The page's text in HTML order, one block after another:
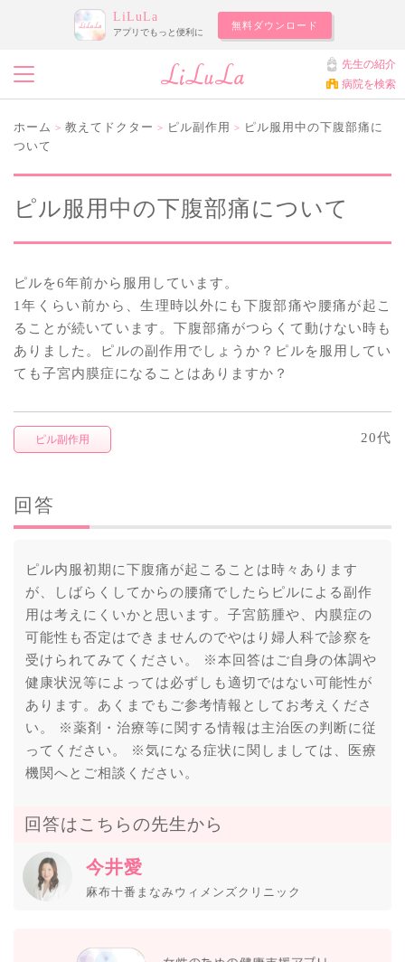
LiLuLa
アプリでもっと便利に
無料ダウンロード
先生の紹介
病院を検索
ホーム > 教えてドクター > ピル副作用 > ピル服用中の下腹部痛に
ついて
ピル服用中の下腹部痛について
ピルを6年前から服用しています。
1年くらい前から、生理時以外にも下腹部痛や腰痛が起こ
ることが続いています。下腹部痛がつらくて動けない時も
ありました。ピルの副作用でしょうか？ピルを服用してい
ても子宮内膜症になることはありますか？
ピル副作用 20代
回答
ピル内服初期に下腹痛が起こることは時々あります
が、しばらくしてからの腰痛でしたらピルによる副作
用は考えにくいかと思います。子宮筋腫や、内膜症の
可能性も否定はできませんのでやはり婦人科で診察を
受けられてみてください。 ※本回答はご自身の体調や
健康状況等によっては必ずしも適切ではない可能性が
あります。あくまでもご参考情報としてお考えくださ
い。 ※薬剤・治療等に関する情報は主治医の判断に従
ってください。 ※気になる症状に関しましては、医療
機関へとご相談ください。
回答はこちらの先生から
今井愛
麻布十番まなみウィメンズクリニック